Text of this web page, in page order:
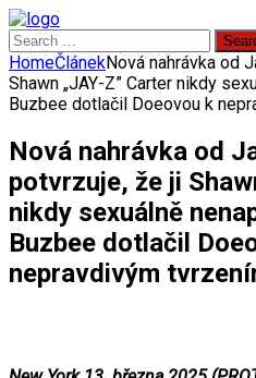
Search
for:
HomeČlánekNová nahrávka od
Shawn „JAY-Z” Carter nikdy
Buzbee dotlačil Doeovou k
Nová nahrávka od
potvrzuje, že ji
nikdy sexuálně
Buzbee dotlačil
nepravdivým